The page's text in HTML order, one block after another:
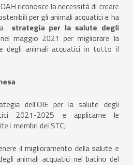
riconosce la necessità di creare
per gli animali acquatici e ha
strategia per la salute degli
maggio 2021 per migliorare la
degli animali acquatici in tutto il
dell'OIE per la salute degli
2021-2025 e applicarne le
i membri del STC;
il miglioramento della salute e
animali acquatici nel bacino del